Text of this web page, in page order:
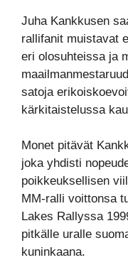
Juha Kankkusen
rallifanit muistavat
eri olosuhteissa ja
satoja
kärkitaistelussa
Monet pitävät
joka yhdisti
poikkeuksellisen
MM-ralli voittonsa
Lakes Rallyssa
pitkälle uralle
kuninkaana.